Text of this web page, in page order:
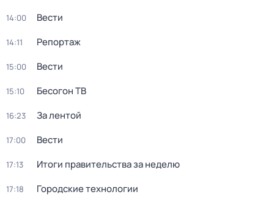
14:00 Вести
14:11 Репортаж
15:00 Вести
15:10 Бесогон ТВ
16:23 За лентой
17:00 Вести
17:13 Итоги правительства за неделю
17:18 Городские технологии